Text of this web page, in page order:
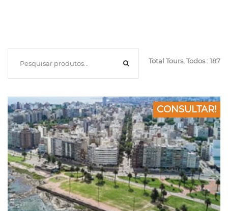
Total Tours, Todos : 187
CONSULTAR!